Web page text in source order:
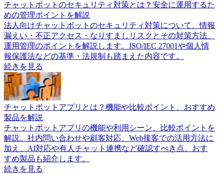
チャットボットのセキュリティ対策とは？安全に運用するた
めの管理ポイントを解説
法人向けチャットボットのセキュリティ対策について、情報
漏えい・不正アクセス・なりすましリスクとその対策方法、
運用管理のポイントを解説します。ISO/IEC 27001や個人情
報保護法などの基準・法規制も踏まえた内容です。
続きを見る
チャットボットアプリとは？機能や比較ポイント、おすすめ
製品を解説
チャットボットアプリの機能や利用シーン、比較ポイントを
解説。社内問い合わせや顧客対応、Web接客での活用方法に
加え、AI対応や有人チャット連携など確認すべき点、おす
すめ製品も紹介します。
続きを見る